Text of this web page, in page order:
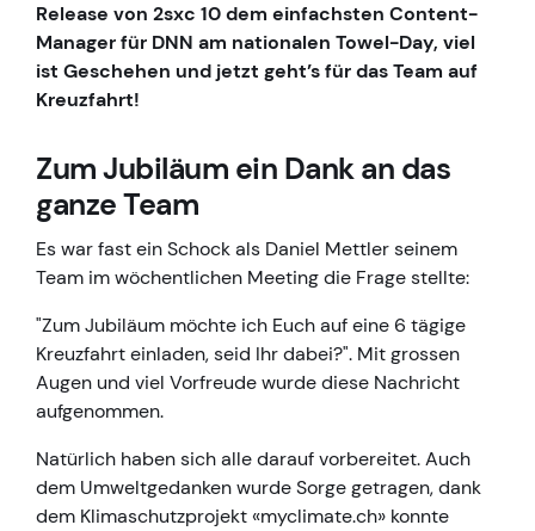
Release von 2sxc 10 dem einfachsten Content-
Manager für DNN am nationalen Towel-Day, viel
ist Geschehen und jetzt geht’s für das Team auf
Kreuzfahrt!
Zum Jubiläum ein Dank an das
ganze Team
Es war fast ein Schock als Daniel Mettler seinem
Team im wöchentlichen Meeting die Frage stellte:
"Zum Jubiläum möchte ich Euch auf eine 6 tägige
Kreuzfahrt einladen, seid Ihr dabei?". Mit grossen
Augen und viel Vorfreude wurde diese Nachricht
aufgenommen.
Natürlich haben sich alle darauf vorbereitet. Auch
dem Umweltgedanken wurde Sorge getragen, dank
dem Klimaschutzprojekt «myclimate.ch» konnte